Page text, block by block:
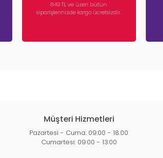
849 TL ve üzeri bütün
siparişlerinizde kargo ücretsizdir.
Müşteri Hizmetleri
Pazartesi - Cuma: 09:00 - 18:00
Cumartesi: 09:00 - 13:00